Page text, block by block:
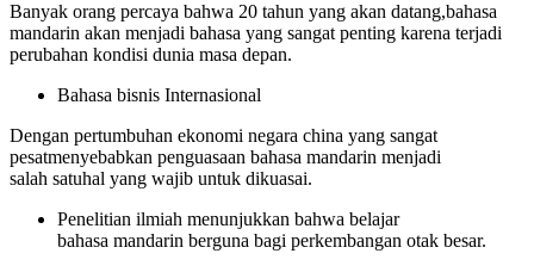
Banyak orang percaya bahwa 20 tahun yang akan datang,bahasa
mandarin akan menjadi bahasa yang sangat penting karena terjadi
perubahan kondisi dunia masa depan.
Bahasa bisnis Internasional
Dengan pertumbuhan ekonomi negara china yang sangat
pesatmenyebabkan penguasaan bahasa mandarin menjadi
salah satuhal yang wajib untuk dikuasai.
Penelitian ilmiah menunjukkan bahwa belajar
bahasa mandarin berguna bagi perkembangan otak besar.